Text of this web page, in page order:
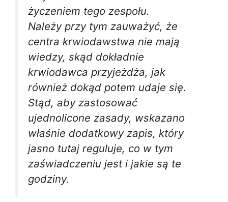
życzeniem tego zespołu.
Należy przy tym zauważyć, że
centra krwiodawstwa nie mają
wiedzy, skąd dokładnie
krwiodawca przyjeżdża, jak
również dokąd potem udaje się.
Stąd, aby zastosować
ujednolicone zasady, wskazano
właśnie dodatkowy zapis, który
jasno tutaj reguluje, co w tym
zaświadczeniu jest i jakie są te
godziny.